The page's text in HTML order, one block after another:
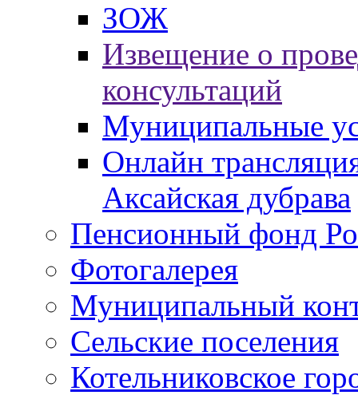
ЗОЖ
Извещение о
консультаций
Муниципальные
Онлайн
Аксайская дубрава
Пенсионный фонд
Фотогалерея
Муниципальный
Сельские поселения
Котельниковское